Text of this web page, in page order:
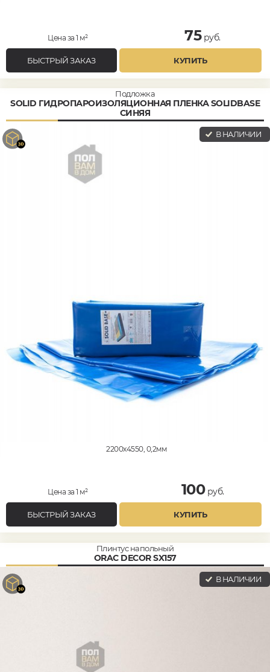
Цена за 1 м² 75руб.
БЫСТРЫЙ ЗАКАЗ КУПИТЬ
Подложка
SOLID ГИДРОПАРОИЗОЛЯЦИОННАЯ ПЛЕНКА SOLIDBASE
СИНЯЯ
В НАЛИЧИИ
2200x4550, 0,2мм
Цена за 1 м² 100руб.
БЫСТРЫЙ ЗАКАЗ КУПИТЬ
Плинтус напольный
ORAC DECOR SX157
В НАЛИЧИИ